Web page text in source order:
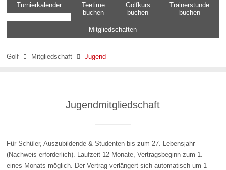
Turnierkalender
Teetime
buchen
Golfkurs
buchen
Trainerstunde
buchen
Mitgliedschaften
Golf  Mitgliedschaft  Jugend
Jugendmitgliedschaft
Für Schüler, Auszubildende & Studenten bis zum 27. Lebensjahr
(Nachweis erforderlich). Laufzeit 12 Monate, Vertragsbeginn zum 1.
eines Monats möglich. Der Vertrag verlängert sich automatisch um 1